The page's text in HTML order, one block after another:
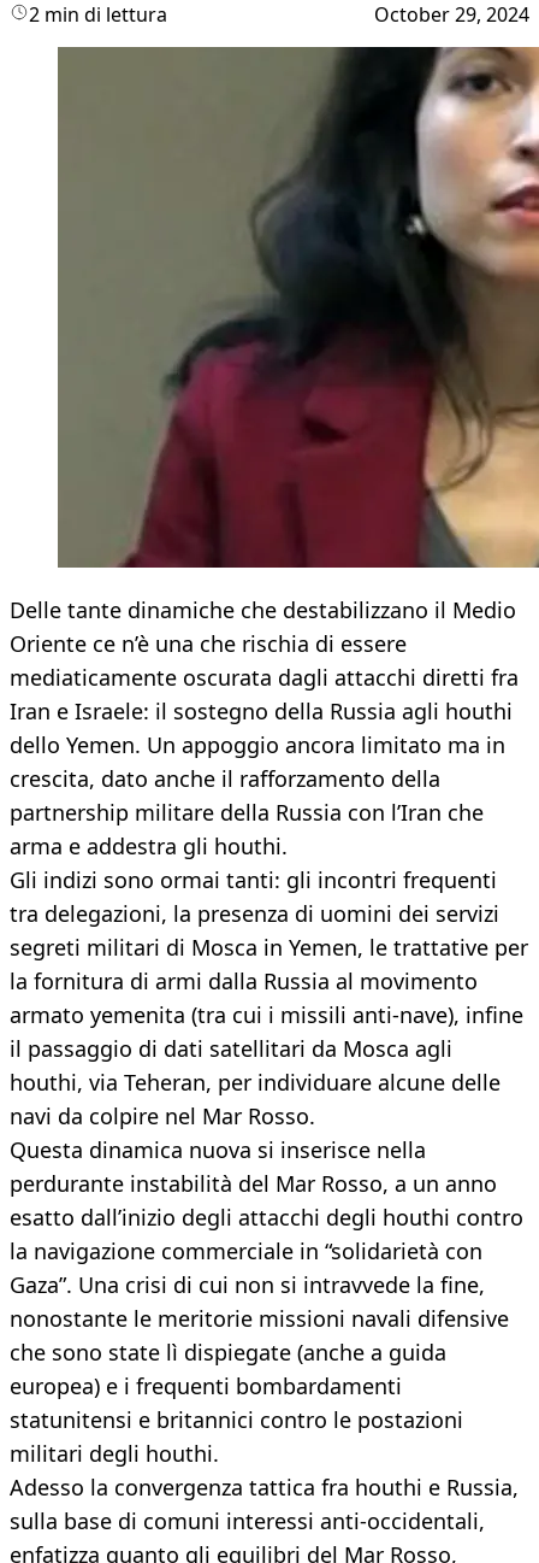
2 min di lettura October 29, 2024
Delle tante dinamiche che destabilizzano il Medio
Oriente ce n’è una che rischia di essere
mediaticamente oscurata dagli attacchi diretti fra
Iran e Israele: il sostegno della Russia agli houthi
dello Yemen. Un appoggio ancora limitato ma in
crescita, dato anche il rafforzamento della
partnership militare della Russia con l’Iran che
arma e addestra gli houthi.
Gli indizi sono ormai tanti: gli incontri frequenti
tra delegazioni, la presenza di uomini dei servizi
segreti militari di Mosca in Yemen, le trattative per
la fornitura di armi dalla Russia al movimento
armato yemenita (tra cui i missili anti-nave), infine
il passaggio di dati satellitari da Mosca agli
houthi, via Teheran, per individuare alcune delle
navi da colpire nel Mar Rosso.
Questa dinamica nuova si inserisce nella
perdurante instabilità del Mar Rosso, a un anno
esatto dall’inizio degli attacchi degli houthi contro
la navigazione commerciale in “solidarietà con
Gaza”. Una crisi di cui non si intravvede la fine,
nonostante le meritorie missioni navali difensive
che sono state lì dispiegate (anche a guida
europea) e i frequenti bombardamenti
statunitensi e britannici contro le postazioni
militari degli houthi.
Adesso la convergenza tattica fra houthi e Russia,
sulla base di comuni interessi anti-occidentali,
enfatizza quanto gli equilibri del Mar Rosso,